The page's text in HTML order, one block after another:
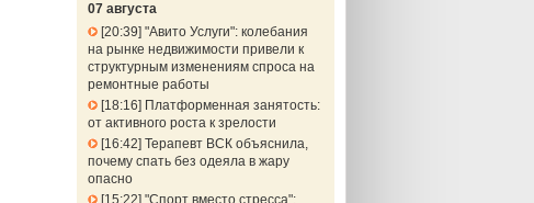
07 августа
20:39 "Авито Услуги": колебания
на рынке недвижимости привели к
структурным изменениям спроса на
ремонтные работы
18:16
Платформенная занятость:
от активного роста к зрелости
16:42 Терапевт ВСК объяснила,
почему спать без одеяла в жару
опасно
15:22 "Спорт вместо стресса":